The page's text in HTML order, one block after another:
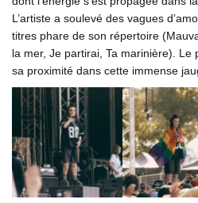
L’artiste a soulevé des vagues
titres phare de son répertoire
la mer, Je partirai, Ta marinière).
sa proximité dans cette immense